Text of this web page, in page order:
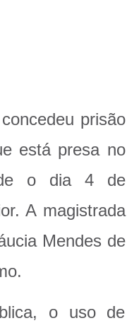
prisão
está presa no
o dia 4 de
A magistrada
Mendes de
o uso de